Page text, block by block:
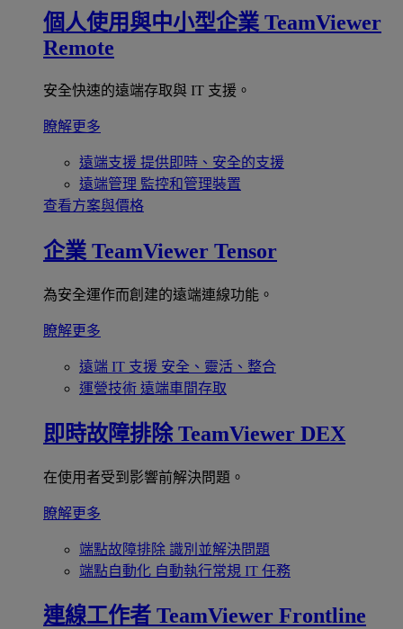
個人使用與中小型企業 TeamViewer
Remote
安全快速的遠端存取與 IT 支援。
瞭解更多
遠端支援 提供即時、安全的支援
遠端管理 監控和管理裝置
查看方案與價格
企業 TeamViewer Tensor
為安全運作而創建的遠端連線功能。
瞭解更多
遠端 IT 支援 安全、靈活、整合
運營技術 遠端車間存取
即時故障排除 TeamViewer DEX
在使用者受到影響前解決問題。
瞭解更多
端點故障排除 識別並解決問題
端點自動化 自動執行常規 IT 任務
連線工作者 TeamViewer Frontline